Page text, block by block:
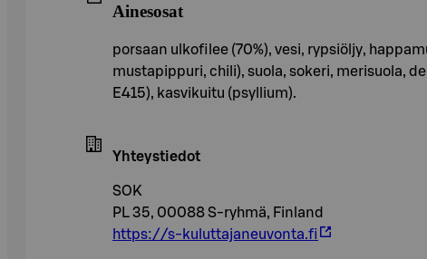
Ainesosat
porsaan ulkofilee (70%), vesi, rypsiöljy,
mustapippuri, chili), suola, sokeri, merisuola,
E415), kasvikuitu (psyllium).
Yhteystiedot
SOK
PL 35, 00088 S-ryhmä, Finland
https://s-kuluttajaneuvonta.fi